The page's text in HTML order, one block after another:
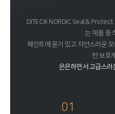
DITEC® NORDIC Seal & Protect
는 제품 중
페인트에 윤기 있고 자연스러운
반 보호
은은하면서 고급스러
01